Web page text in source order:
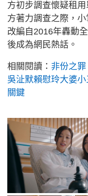
方初步調查懷疑租
方著力調查之際，
改編自2016年轟動
後成為網民熱話。
相關閱讀： 非份之
吳沚默賴慰玲大婆
關鍵